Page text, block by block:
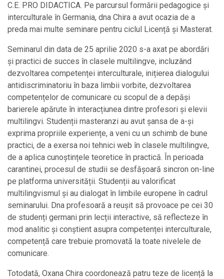
C.E. PRO DIDACTICA. Pe parcursul formării pedagogice și
interculturale în Germania, dna Chira a avut ocazia de a
preda mai multe seminare pentru ciclul Licență și Masterat.
Seminarul din data de 25 aprilie 2020 s-a axat pe abordări
și practici de succes în clasele multilingve, incluzând
dezvoltarea competenței interculturale, inițierea dialogului
antidiscriminatoriu în baza limbii vorbite, dezvoltarea
competențelor de comunicare cu scopul de a depăși
barierele apărute în interacțiunea dintre profesori și elevii
multilingvi. Studenții masteranzi au avut șansa de a-și
exprima propriile experiențe, a veni cu un schimb de bune
practici, de a exersa noi tehnici web în clasele multilingve,
de a aplica cunoștințele teoretice în practică. În perioada
carantinei, procesul de studii se desfășoară sincron on-line
pe platforma universității. Studenții au valorificat
multilingvismul și au dialogat în limbile europene în cadrul
seminarului. Dna profesoară a reușit să provoace pe cei 30
de studenți germani prin lecții interactive, să reflecteze în
mod analitic și conștient asupra competenței interculturale,
competență care trebuie promovată la toate nivelele de
comunicare.
Totodată, Oxana Chira coordonează patru teze de licență la